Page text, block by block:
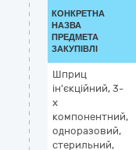
КОНКРЕТНА
НАЗВА
ПРЕДМЕТА
ЗАКУПІВЛІ
Шприц
ін'єкційний, 3-
х
компонентний,
одноразовий,
стерильний,